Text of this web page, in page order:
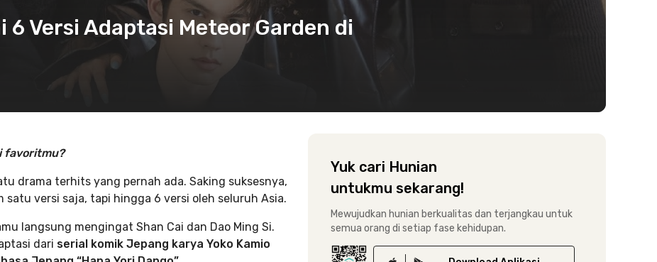
6 Versi Adaptasi Meteor Garden di
favoritmu?
drama terhits yang pernah ada. Saking suksesnya,
satu versi saja, tapi hingga 6 versi oleh seluruh Asia.
langsung mengingat Shan Cai dan Dao Ming Si.
dari serial komik Jepang karya Yoko Kamio
Yuk cari Hunian
untukmu sekarang!
Mewujudkan hunian berkualitas dan terjangkau untuk
semua orang di setiap fase kehidupan.